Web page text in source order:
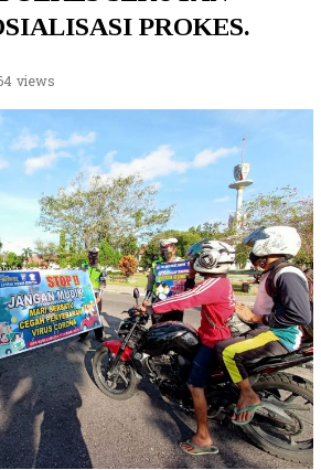
PROKES.
views